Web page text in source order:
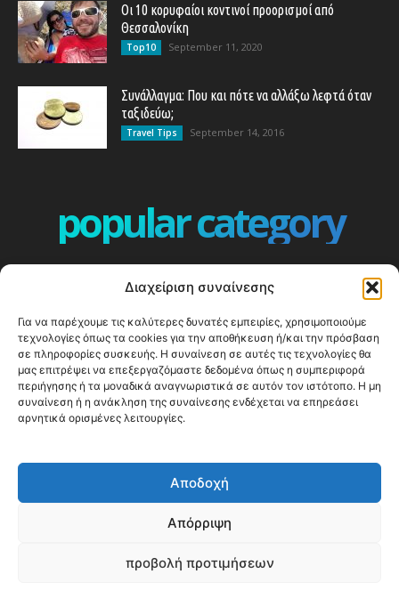
Διαχείριση συναίνεσης
Για να παρέχουμε τις καλύτερες δυνατές εμπειρίες, χρησιμοποιούμε
τεχνολογίες όπως τα cookies για την αποθήκευση ή/και την πρόσβαση
σε πληροφορίες συσκευής. Η συναίνεση σε αυτές τις τεχνολογίες θα
μας επιτρέψει να επεξεργαζόμαστε δεδομένα όπως η συμπεριφορά
περιήγησης ή τα μοναδικά αναγνωριστικά σε αυτόν τον ιστότοπο. Η μη
συναίνεση ή η ανάκληση της συναίνεσης ενδέχεται να επηρεάσει
αρνητικά ορισμένες λειτουργίες.
Αποδοχή
Απόρριψη
προβολή προτιμήσεων
Οι 10 κορυφαίοι κοντινοί προορισμοί από
Θεσσαλονίκη
Top10 September 11, 2020
Συνάλλαγμα: Που και πότε να αλλάξω λεφτά όταν
ταξιδεύω;
Travel Tips September 14, 2016
popular category
360
ΕΥΡΩΠΗ
332
ΚΟΣΜΟΣ - WORLD
328
Top10
303
Cool spots
ΝΗΣΙΑ
247
© Happy Traveller 2014-2025